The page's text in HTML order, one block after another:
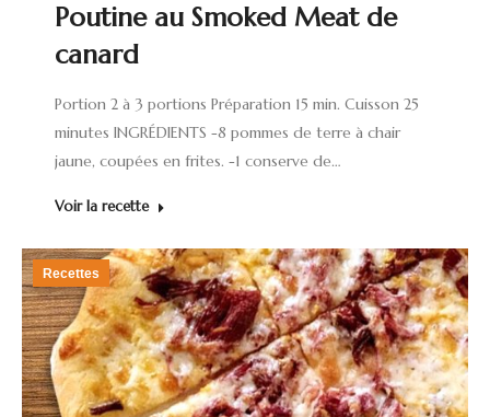
Poutine au Smoked Meat de
canard
Portion 2 à 3 portions Préparation 15 min. Cuisson 25
minutes INGRÉDIENTS -8 pommes de terre à chair
jaune, coupées en frites. -1 conserve de…
Voir la recette
Recettes